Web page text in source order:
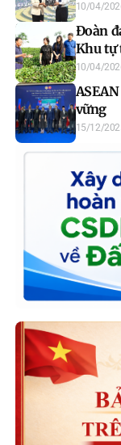
10/04/
Đoàn
Khu tự
Quốc
chè Mỹ
10/04/
vững
15/12/